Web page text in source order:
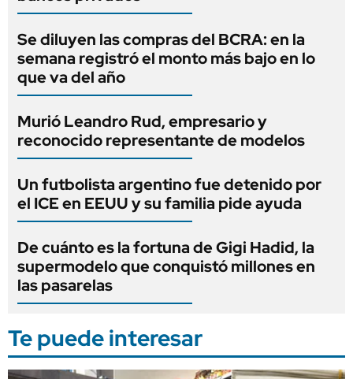
Se diluyen las compras del BCRA: en la
semana registró el monto más bajo en lo
que va del año
Murió Leandro Rud, empresario y
reconocido representante de modelos
Un futbolista argentino fue detenido por
el ICE en EEUU y su familia pide ayuda
De cuánto es la fortuna de Gigi Hadid, la
supermodelo que conquistó millones en
las pasarelas
Te puede interesar